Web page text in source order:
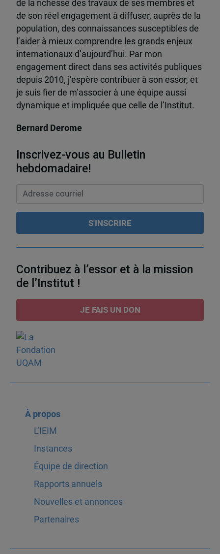
de la richesse des travaux de ses membres et
de son réel engagement à diffuser, auprès de la
population, des connaissances susceptibles de
l’aider à mieux comprendre les grands enjeux
internationaux d’aujourd’hui. Par mon
engagement direct dans ses activités publiques
depuis 2010, j’espère contribuer à son essor, et
je suis fier de m’associer à une équipe aussi
dynamique et impliquée que celle de l’Institut.
Bernard Derome
Inscrivez-vous au Bulletin
hebdomadaire!
Contribuez à l’essor et à la mission
de l’Institut !
JE FAIS UN DON
À propos
L’IEIM
Instances
Équipe de direction
Rapports annuels
Nouvelles et annonces
Partenaires